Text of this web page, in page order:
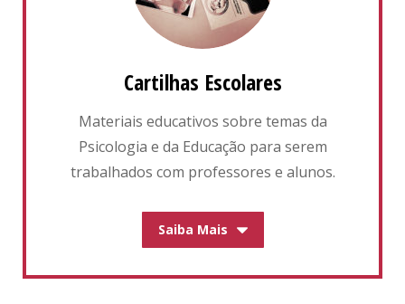
Cartilhas Escolares
Materiais educativos sobre temas da
Psicologia e da Educação para serem
trabalhados com professores e alunos.
Saiba Mais